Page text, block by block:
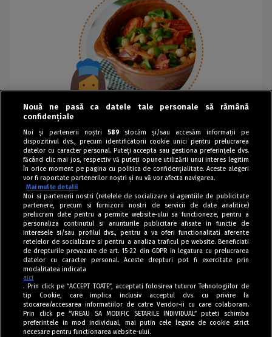
Tag index
Nouă ne pasă ca datele tale personale să rămână
confidențiale
Noi și partenerii noștri 589 stocăm și/sau accesăm informații pe
dispozitivul dvs., precum identificatorii cookie unici pentru prelucrarea
datelor cu caracter personal. Puteți accepta sau gestiona preferințele dvs.
făcând clic mai jos, respectiv vă puteți opune utilizării unui interes legitim
în orice moment pe pagina cu politica de confidențialitate. Aceste alegeri
vor fi raportate partenerilor noștri și nu vă vor afecta navigarea.
Mai multe detalii
Noi si partenerii nostri (retelele de socializare si agentiile de publicitate
partenere, precum si furnizorii nostri de servicii de date analitice)
prelucram date pentru a permite website-ului sa functioneze, pentru a
personaliza continutul si anunturile publicitare afisate in functie de
interesele si/sau profilul dvs., pentru a va oferi functionalitati aferente
retelelor de socializare si pentru a analiza traficul pe website. Beneficiati
de drepturile prevazute de art. 15-22 din GDPR in legatura cu prelucrarea
datelor cu caracter personal. Aceste drepturi pot fi exercitate prin
modalitatea indicata
aici
. Prin click pe “ACCEPT TOATE”, acceptati folosirea tuturor Tehnologiilor de
tip Cookie, care implica inclusiv acceptul dvs. cu privire la
stocarea/accesarea informatiilor de catre Vendor-ii cu care colaboram.
Prin click pe “VREAU SA MODIFIC SETARILE INDIVIDUAL” puteti schimba
preferintele in mod individual, mai putin cele legate de cookie strict
necesare pentru functionarea website-ului.